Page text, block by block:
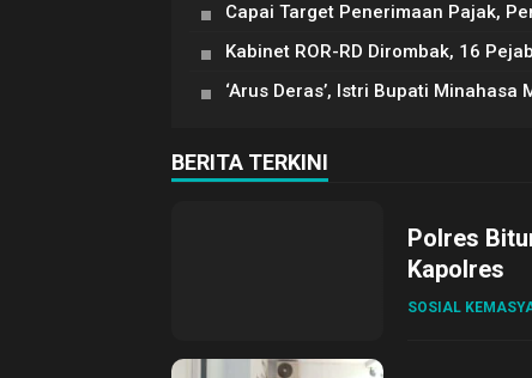
Capai Target Penerimaan Pajak,
Kabinet ROR-RD Dirombak, 16
‘Arus Deras’, Istri Bupati Minahasa
BERITA TERKINI
Polres
Kapolres
SOSIAL